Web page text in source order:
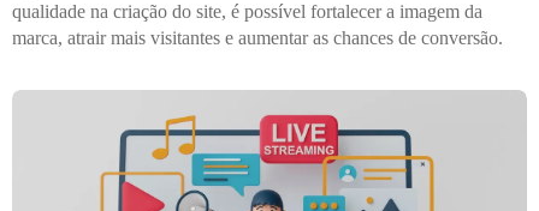
qualidade na criação do site, é possível fortalecer a imagem da
marca, atrair mais visitantes e aumentar as chances de conversão.